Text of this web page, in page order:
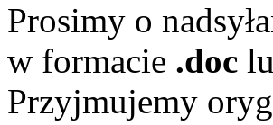
Prosimy o
w formacie .doc
Przyjmujemy